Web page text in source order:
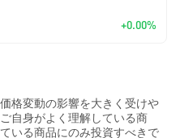
+0.00%
格変動の影響を大きく受けや
自身がよく理解している商
いる商品にのみ投資すべきで